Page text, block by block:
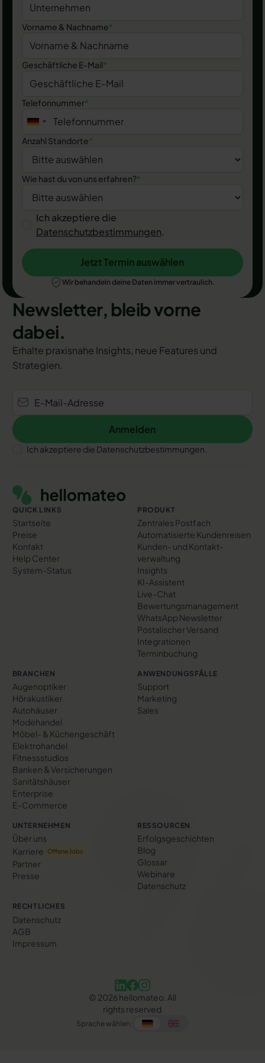
Vorname & Nachname*
Geschäftliche E-Mail*
Telefonnummer*
Anzahl Standorte*
Wie hast du von uns erfahren?*
Ich akzeptiere die
Datenschutzbestimmungen.
Jetzt Termin auswählen
Jetzt Termin auswählen
Wir behandeln deine Daten immer vertraulich.
Newsletter, bleib vorne
dabei.
Erhalte praxisnahe Insights, neue Features und
Strategien.
Anmelden
Anmelden
Ich akzeptiere die Datenschutzbestimmungen.
QUICK LINKS
Startseite
Preise
Kontakt
Help Center
System-Status
PRODUKT
Zentrales Postfach
Automatisierte Kundenreisen
Kunden- und Kontakt­
verwaltung
Insights
KI-Assistent
Live-Chat
Bewertungs­management
WhatsApp Newsletter
Postalischer Versand
Integrationen
Terminbuchung
BRANCHEN
Augenoptiker
Hörakustiker
Autohäuser
Modehandel
Möbel- & Küchengeschäft
Elektrohandel
Fitnessstudios
Banken & Versicherungen
Sanitätshäuser
Enterprise
E-Commerce
ANWENDUNGSFÄLLE
Support
Marketing
Sales
UNTERNEHMEN
Über uns
Karriere
Offene Jobs
Partner
Presse
RESSOURCEN
Erfolgs­geschichten
Blog
Glossar
Webinare
Datenschutz
RECHTLICHES
Datenschutz
AGB
Impressum
© 2026 hellomateo. All
rights reserved
Sprache wählen: